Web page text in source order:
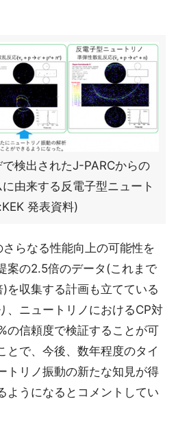
検出されたJ-PARCからの
由来する反電子型ニュート
発表資料)
らなる性能向上の可能性を
案の2.5倍のデータ(これまで
を収集する計画も立てている
、ニュートリノにおけるCP対
の信頼度で検証することが可
とで、今後、数年程度のタイ
トリノ振動の新たな知見が得
ようになるとコメントしてい